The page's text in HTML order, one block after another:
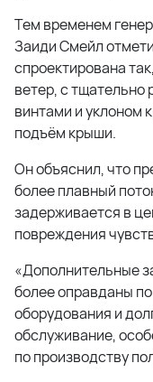
Тем временем
Заиди Смейл
спроектирована
ветер, с
винтами и уклоном
подъём крыши.
Он объяснил, что
более плавный
задерживается в
повреждения
«Дополнительные
более оправданы
оборудования и
обслуживание,
по производству